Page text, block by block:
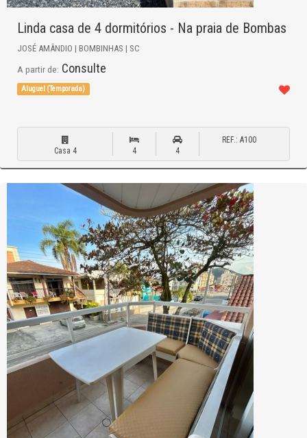
Linda casa de 4 dormitórios - Na praia de Bombas
JOSÉ AMÂNDIO | BOMBINHAS | SC
A partir de: Consulte
Aluguel (Temporada)
Casa 4 4 4
REF.: A100